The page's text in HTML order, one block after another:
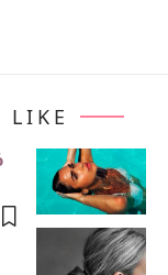
LIKE